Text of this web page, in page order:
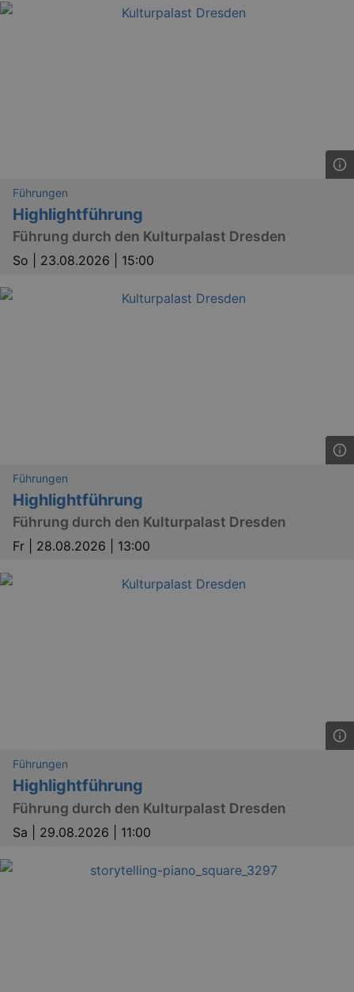
Führungen
Highlightführung
Führung durch den Kulturpalast Dresden
So | 23.08.2026 | 15:00
Führungen
Highlightführung
Führung durch den Kulturpalast Dresden
Fr | 28.08.2026 | 13:00
Führungen
Highlightführung
Führung durch den Kulturpalast Dresden
Sa | 29.08.2026 | 11:00